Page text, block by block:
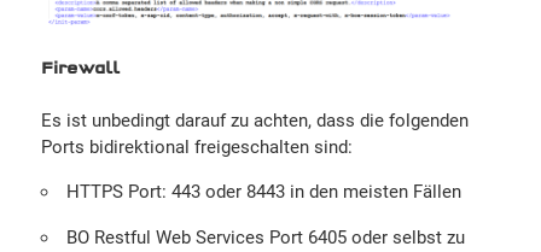
Firewall
Es ist unbedingt darauf zu achten, dass die folgenden
Ports bidirektional freigeschalten sind:
HTTPS Port: 443 oder 8443 in den meisten Fällen
BO Restful Web Services Port 6405 oder selbst zu